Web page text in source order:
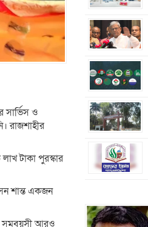
সার্ভিস ও
রাজশাহীর
টাকা পুরস্কার
শান্ত একজন
সমবয়সী আরও